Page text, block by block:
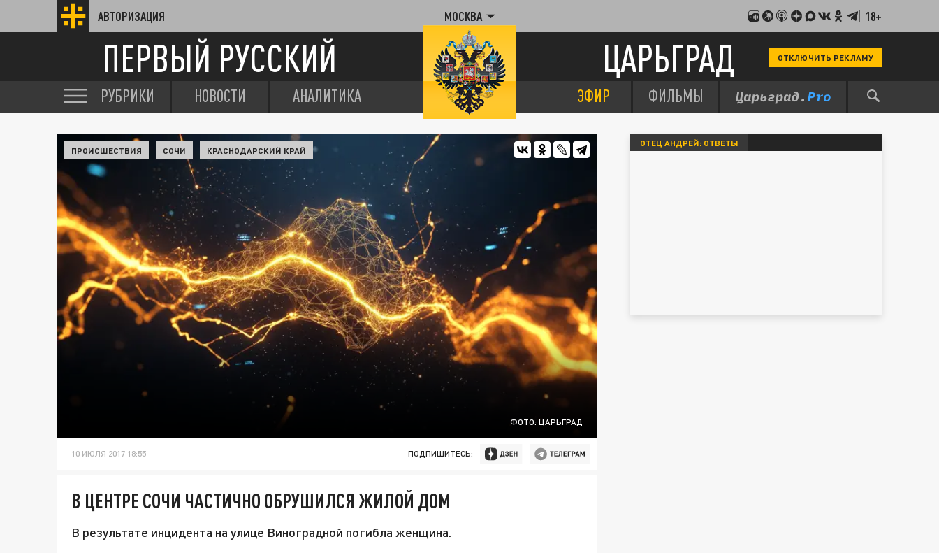
АВТОРИЗАЦИЯ МОСКВА 18+
ПЕРВЫЙ РУССКИЙ ЦАРЬГРАД ОТКЛЮЧИТЬ РЕКЛАМУ
РУБРИКИ НОВОСТИ АНАЛИТИКА ЭФИР ФИЛЬМЫ
ФОТО: ЦАРЬГРАД
ПРОИСШЕСТВИЯ СОЧИ КРАСНОДАРСКИЙ КРАЙ
10 ИЮЛЯ 2017 18:55 ПОДПИШИТЕСЬ:
В ЦЕНТРЕ СОЧИ ЧАСТИЧНО ОБРУШИЛСЯ ЖИЛОЙ ДОМ
В результате инцидента на улице Виноградной погибла женщина.
ОТЕЦ АНДРЕЙ: ОТВЕТЫ